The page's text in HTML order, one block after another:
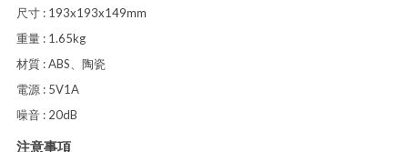
尺寸 : 193x193x149mm
重量 : 1.65kg
材質 : ABS、陶瓷
電源 : 5V1A
噪音 : 20dB
注意事項